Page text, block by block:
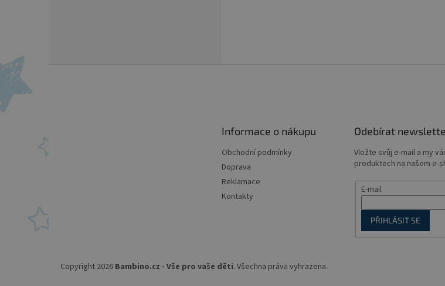
a
Informace o nákupu
Obchodní podmínky
Doprava
Reklamace
Kontakty
Odebírat
Vložte svůj e-mail a my
produktech na našem e-
E-mail
PŘIHLÁSIT SE
Copyright 2026 Bambino.cz - Vše pro vaše děti. Všechna práva vyhrazena.